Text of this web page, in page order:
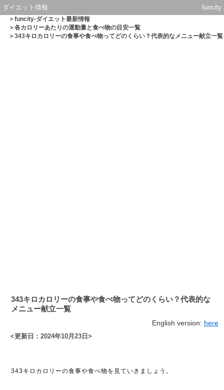
ダイエット情報 funcity
＞funcity-ダイエット最新情報
＞各カロリーあたりの運動量と食べ物の目安一覧
＞343キロカロリーの食事や食べ物ってどのくらい？代表的なメニュー献立一覧
343キロカロリーの食事や食べ物ってどのくらい？代表的な
メニュー献立一覧
English version: here
<更新日：2024年10月23日>
343キロカロリーの食事や食べ物を見ていきましょう。